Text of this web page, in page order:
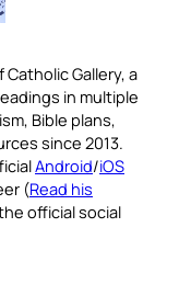
Gallery, a
in multiple
Bible plans,
since 2013.
Android/iOS
(Read his
official social